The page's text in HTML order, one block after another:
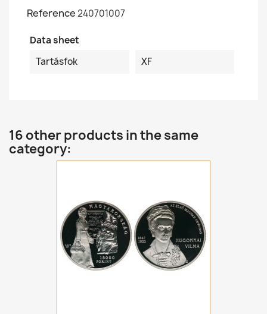
Reference240701007
Data sheet
Tartásfok
XF
16 other products in the same
category: